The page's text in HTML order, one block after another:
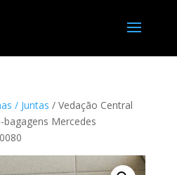
/ Juntas / Vedação Central
Mercedes